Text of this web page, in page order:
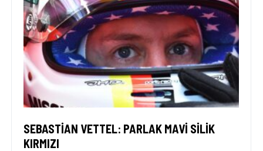
SEBASTIAN VETTEL: PARLAK MAVI SILIK
KIRMIZI